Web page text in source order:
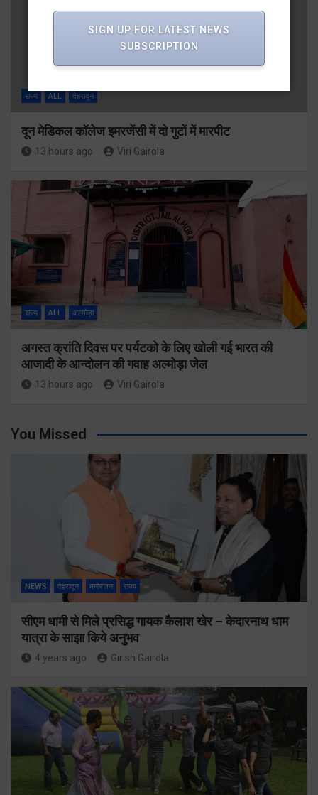
राज्य ALL देहरादून
दून मेडिकल कॉलेज इमरजेंसी में दो गुटों में मारपीट
13 hours ago Viri Gairola
राज्य ALL अल्मोड़ा
अगस्त क्रांति दिवस पर पर्यटको के लिए खोली गई भारत की
आजादी के आन्दोलन की गवाह अल्मोड़ा जेल
13 hours ago Viri Gairola
You Missed
NEWS देहरादून मनोरंजन राज्य
सीएम धामी से मिले प्रसिद्ध गायक कैलाश खेर – केदारनाथ धाम
यात्रा के साझा किये अनुभव
4 years ago Girish Gairola
SIGN UP FOR LATEST NEWS
SUBSCRIPTION